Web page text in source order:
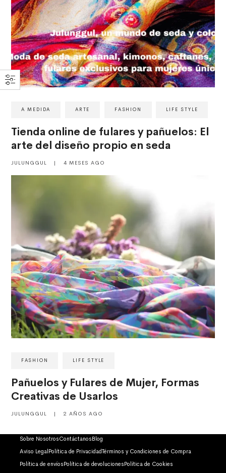
A MEDIDA ARTE FASHION LIFE STYLE
Tienda online de fulares y pañuelos: El
arte del diseño propio en seda
JULUNGGUL | 4 MESES AGO
FASHION LIFE STYLE
Pañuelos y Fulares de Mujer, Formas
Creativas de Usarlos
JULUNGGUL | 2 AÑOS AGO
Sobre NosotrosContáctanosBlog
Aviso LegalPolítica de PrivacidadTérminos y Condiciones de Compra
Política de envíosPolítica de devolucionesPolítica de Cookies